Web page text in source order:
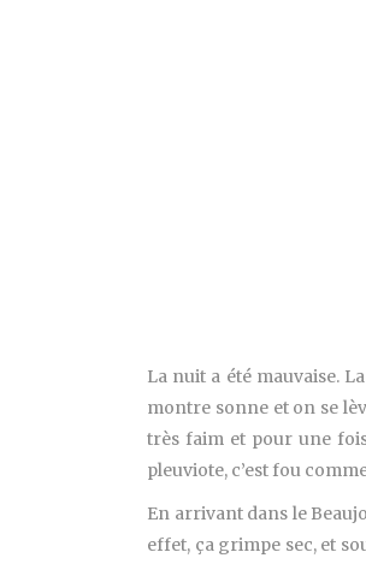
La nuit a été mauvaise.
montre sonne et on se
très faim et pour une
pleuviote, c’est fou
En arrivant dans le
effet, ça grimpe sec, et